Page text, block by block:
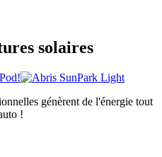
solaires
génèrent de l'énergie tout
!